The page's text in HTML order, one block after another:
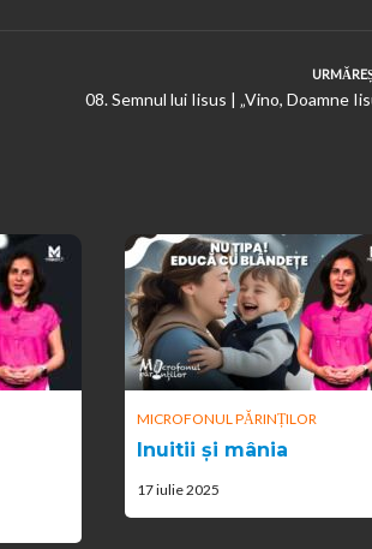
08. Semnul lui Iisus | „Vino, Doamne
MICROFONUL PĂRINȚILOR
Inuitii și mânia
17 iulie 2025